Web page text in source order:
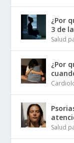
¿Por
3 de
Salud
¿Por
Salud